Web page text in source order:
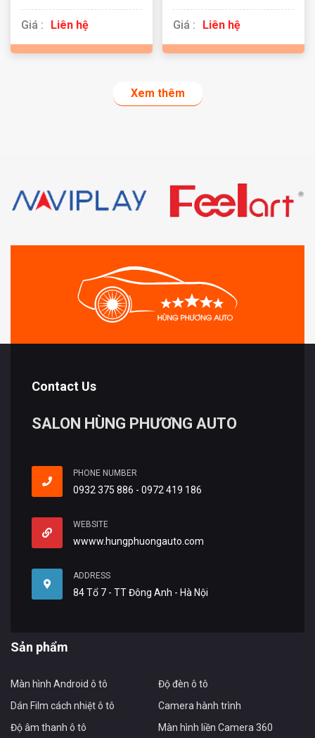
A/AB
Giá :
Liên hệ Giá : Liên hệ
Xem thêm
Contact Us
SALON HÙNG PHƯƠNG AUTO
PHONE NUMBER
0932 375 886 - 0972 419 186
WEBSITE
wwww.hungphuongauto.com
ADDRESS
84 Tổ 7 - TT Đông Anh - Hà Nội
Sản phẩm
Màn hình Android ô tô
Độ đèn ô tô
Dán Film cách nhiệt ô tô
Camera hành trình
Độ âm thanh ô tô
Màn hình liền Camera 360